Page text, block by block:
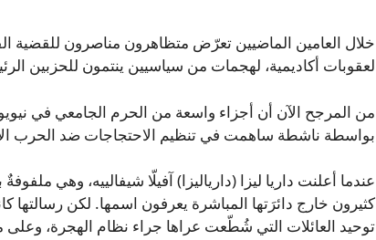
خلال العامين الماضيين تعرّض متظاهرون مناصرون للقضية
لعقوبات أكاديمية، لهجمات من سياسيين ينتمون للحزبين
من المرجح الآن أن أجزاء واسعة من الحرم الجامعي في
بواسطة ناشطة ساهمت في تنظيم الاحتجاجات ضد الحرب
عندما أعلنت داريا ليزا (دارياليزا) آفيلّا شيفالييه، وهي
كثيرون خارج دائرَتها المباشرة يعرفون اسمها. لكن
توحيد العائلات التي شُطّعت عراها جراء نظام الهجرة،